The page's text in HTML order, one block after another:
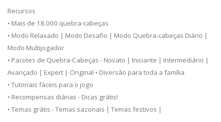
Recursos
• Mais de 18.000 quebra-cabeças
• Modo Relaxado | Modo Desafio | Modo Quebra-cabeças Diário |
Modo Multijogador
• Pacotes de Quebra-Cabeças - Novato | Iniciante | Intermediário |
Avançado | Expert | Original • Diversão para toda a família
• Tutoriais fáceis para o jogo
• Recompensas diárias - Dicas grátis!
• Temas grátis - Temas sazonais | Temas festivos |